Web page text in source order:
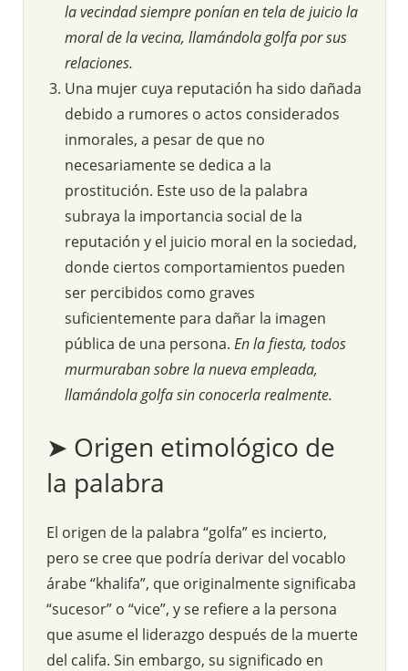
la vecindad siempre ponían en tela de juicio la
moral de la vecina, llamándola golfa por sus
relaciones.
Una mujer cuya reputación ha sido dañada
debido a rumores o actos considerados
inmorales, a pesar de que no
necesariamente se dedica a la
prostitución. Este uso de la palabra
subraya la importancia social de la
reputación y el juicio moral en la sociedad,
donde ciertos comportamientos pueden
ser percibidos como graves
suficientemente para dañar la imagen
pública de una persona. En la fiesta, todos
murmuraban sobre la nueva empleada,
llamándola golfa sin conocerla realmente.
➤ Origen etimológico de
la palabra
El origen de la palabra “golfa” es incierto,
pero se cree que podría derivar del vocablo
árabe “khalifa”, que originalmente significaba
“sucesor” o “vice”, y se refiere a la persona
que asume el liderazgo después de la muerte
del califa. Sin embargo, su significado en